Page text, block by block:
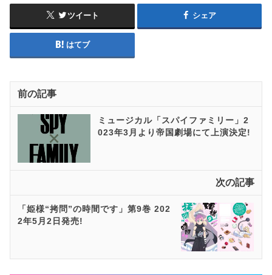
ツイート シェア
はてブ
前の記事
ミュージカル「スパイファミリー」2
023年3月より帝国劇場にて上演決定!
次の記事
「姫様“拷問”の時間です」第9巻 202
2年5月2日発売!